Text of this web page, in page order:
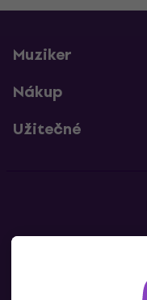
Muziker
Nákup
Užitečné